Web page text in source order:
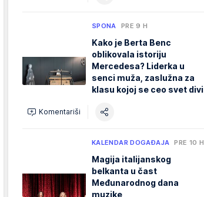
SPONA PRE 9 H
Kako je Berta Benc
oblikovala istoriju
Mercedesa? Liderka u
senci muža, zaslužna za
klasu kojoj se ceo svet divi
Komentariši
KALENDAR DOGAĐAJA PRE 10 H
Magija italijanskog
belkanta u čast
Međunarodnog dana
muzike